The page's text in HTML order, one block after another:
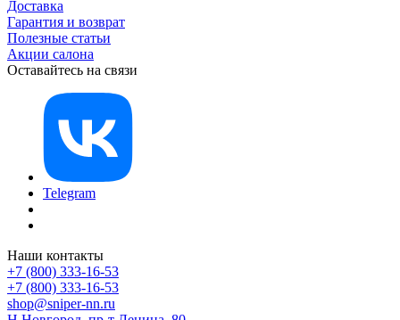
Доставка
Гарантия и возврат
Полезные статьи
Акции салона
Оставайтесь на связи
Telegram
Наши контакты
+7 (800) 333-16-53
+7 (800) 333-16-53
shop@sniper-nn.ru